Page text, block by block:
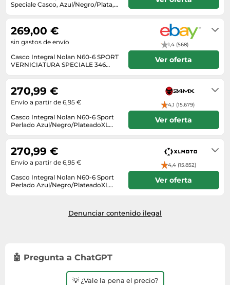
Tiendas de campaña
Zapatillas de tenis
Zapatillas deportivas
Perfumes unisex
Placer y anticoncepción
Productos de higiene corporal
Protectores solares
Tensiómetros
Tratamientos faciales
Microondas
Monitores y pantallas ordenador
Máquinas de afeitar
Ordenadores portátiles
Placas de cocina
Radios
Sonido y alta fidelidad
TV, vídeo y DVD
Playmobil
Relojes
Relojes de pulsera
Sneakers
Tejer y crochet
Zapatillas de baloncesto
Zapatos
Zapatos de invierno
Speciale Casco, Azul/Negro/Plata,
Casco Integral Nolan N60-6 SPORT
VERNICIATURA SPECIALE 346
1,4 (568)
269,00 €
sin gastos de envío
Ver oferta
Casco Integral Nolan N60-6 Sport
Perlado Azul/Negro/PlateadoXL
4,1 (15.679)
270,99 €
Envío a partir de 6,95 €
Ver oferta
Casco Integral Nolan N60-6 Sport
Perlado Azul/Negro/PlateadoXL
4,4 (15.852)
270,99 €
Envío a partir de 6,95 €
Ver oferta
Denunciar contenido ilegal
🤖 Pregunta a ChatGPT
💡 ¿Vale la pena el precio?